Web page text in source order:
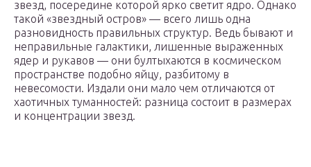
звезд, посередине которой ярко светит ядро. Однако
такой «звездный остров» — всего лишь одна
разновидность правильных структур. Ведь бывают и
неправильные галактики, лишенные выраженных
ядер и рукавов — они бултыхаются в космическом
пространстве подобно яйцу, разбитому в
невесомости. Издали они мало чем отличаются от
хаотичных туманностей: разница состоит в размерах
и концентрации звезд.